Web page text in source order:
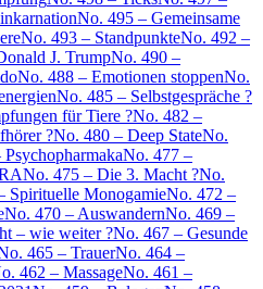
No. 495 – Gemeinsame
No. 493 – StandpunkteNo. 492 –
J. TrumpNo. 490 –
No. 488 – Emotionen stoppenNo.
No. 485 – Selbstgespräche ?
für Tiere ?No. 482 –
?No. 480 – Deep StateNo.
No. 477 –
No. 475 – Die 3. Macht ?No.
Spirituelle MonogamieNo. 472 –
No. 470 – AuswandernNo. 469 –
– wie weiter ?No. 467 – Gesunde
465 – TrauerNo. 464 –
462 – MassageNo. 461 –